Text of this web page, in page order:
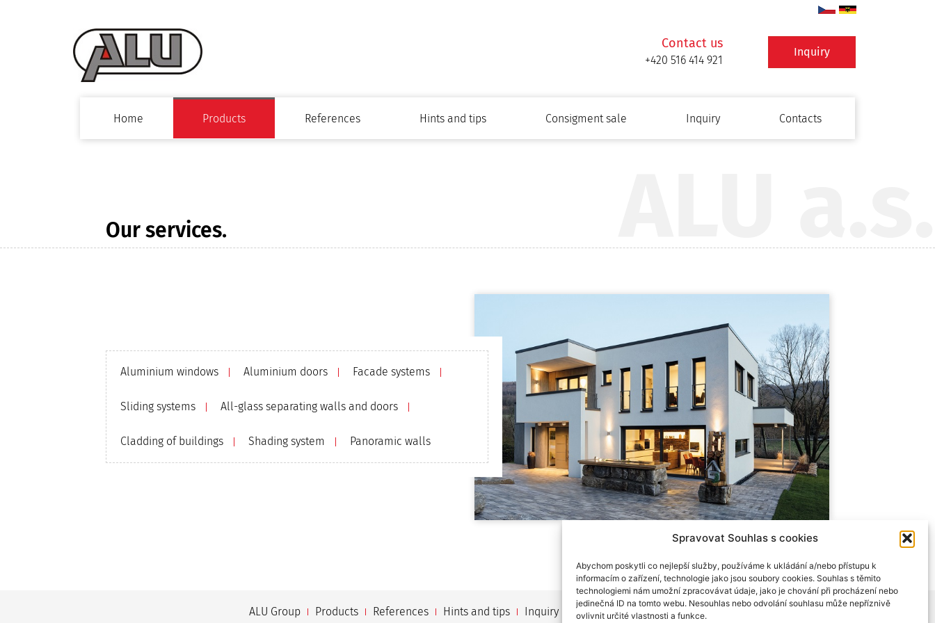
Spravovat Souhlas s cookies
Abychom poskytli co nejlepší služby, používáme k ukládání a/nebo přístupu k
informacím o zařízení, technologie jako jsou soubory cookies. Souhlas s těmito
technologiemi nám umožní zpracovávat údaje, jako je chování při procházení nebo
jedinečná ID na tomto webu. Nesouhlas nebo odvolání souhlasu může nepříznivě
ovlivnit určité vlastnosti a funkce.
Contact us
+420 516 414 921
Inquiry
Home Products References Hints and tips Consigment sale Inquiry Contacts
Our services.
Aluminium windows Aluminium doors Facade systems
Sliding systems All-glass separating walls and doors
Cladding of buildings Shading system Panoramic walls
ALU Group Products References Hints and tips Inquiry Certificates Contacts